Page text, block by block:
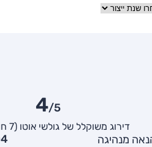
4/5
דירוג משוקלל של גולשי אוטו (7 חוות דעת)
מנהיגה
4